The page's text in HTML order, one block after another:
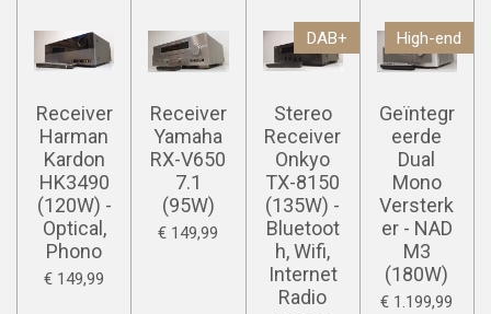
Receiver
Harman
Kardon
HK3490
(120W) -
Optical,
Phono
€ 149,99
Receiver
Yamaha
RX-V650
7.1
(95W)
€ 149,99
DAB+
Stereo
Receiver
Onkyo
TX-8150
(135W) -
Bluetoot
h, Wifi,
Internet
Radio
High-end
Geïntegr
eerde
Dual
Mono
Versterk
er - NAD
M3
(180W)
€ 1.199,99